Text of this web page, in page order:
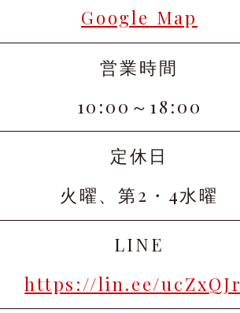
Google Map
営業時間
10:00～18:00
定休日
火曜、第2・4水曜
LINE
https://lin.ee/